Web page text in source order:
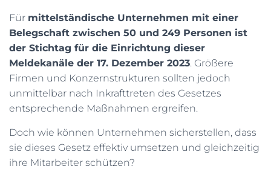
Für mittelständische Unternehmen mit einer
Belegschaft zwischen 50 und 249 Personen ist
der Stichtag für die Einrichtung dieser
Meldekanäle der 17. Dezember 2023. Größere
Firmen und Konzernstrukturen sollten jedoch
unmittelbar nach Inkrafttreten des Gesetzes
entsprechende Maßnahmen ergreifen.
Doch wie können Unternehmen sicherstellen, dass
sie dieses Gesetz effektiv umsetzen und gleichzeitig
ihre Mitarbeiter schützen?